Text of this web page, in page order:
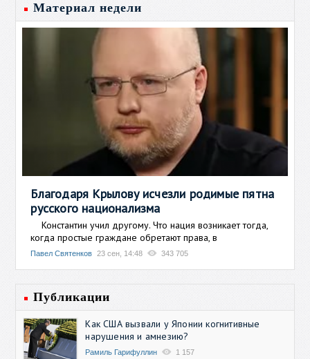
Материал недели
Благодаря Крылову исчезли родимые пятна
русского национализма
Константин учил другому. Что нация возникает тогда,
когда простые граждане обретают права, в
Павел Святенков 23 сен, 14:48 343 705
Публикации
Как США вызвали у Японии когнитивные
нарушения и амнезию?
Рамиль Гарифуллин 1 157